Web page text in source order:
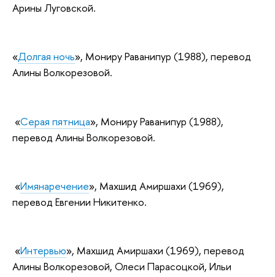
Арины Луговской.
«Долгая ночь», Мониру Раванипур (1988), перевод
Алины Волкорезовой.
«Серая пятница», Мониру Раванипур (1988),
перевод Алины Волкорезовой.
«Имянаречение», Махшид Амиршахи (1969),
перевод Евгении Никитенко.
«Интервью», Махшид Амиршахи (1969), перевод
Алины Волкорезовой, Олеси Парасоцкой, Ильи